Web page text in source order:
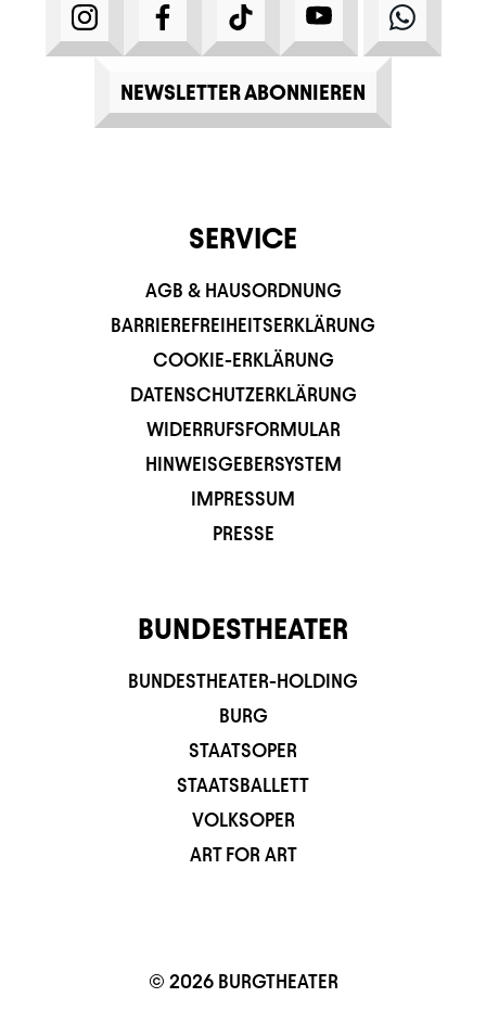
INSTAGRAMFACEBOOKTIKTOK YOUTUBE
NEWSLETTER ABONNIEREN
SERVICE
AGB & HAUSORDNUNG
BARRIEREFREIHEITSERKLÄRUNG
COOKIE-ERKLÄRUNG
DATENSCHUTZERKLÄRUNG
WIDERRUFSFORMULAR
HINWEISGEBERSYSTEM
IMPRESSUM
PRESSE
BUNDESTHEATER
BUNDESTHEATER-HOLDING
BURG
STAATSOPER
STAATSBALLETT
VOLKSOPER
ART FOR ART
© 2026 BURGTHEATER